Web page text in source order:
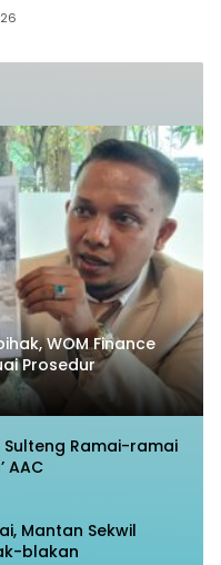
WOM Finance
Prosedur
Sulteng Ramai-ramai
AAC
Mantan Sekwil
blakan